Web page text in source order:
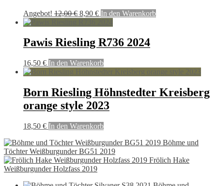
Angebot! 12,00€ Ursprünglicher
12,00 €
8,90 €Aktueller
8,90 €.
In den Warenkorb
Pawis Riesling R736 2024
16,50 € In den Warenkorb
Born Riesling Höhnstedter Kreisberg
orange style 2023
18,50 € In den Warenkorb
Böhme und
Töchter Weißburgunder BG51 2019
Frölich Hake
Weißburgunder Holzfass 2019